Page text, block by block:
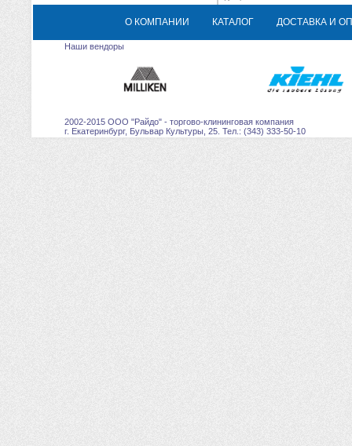
О КОМПАНИИ КАТАЛОГ ДОСТАВКА И
Наши вендоры
2002-2015 ООО "Райдо" - торгово-клининговая компания
г. Екатеринбург, Бульвар Культуры, 25. Тел.: (343) 333-50-10